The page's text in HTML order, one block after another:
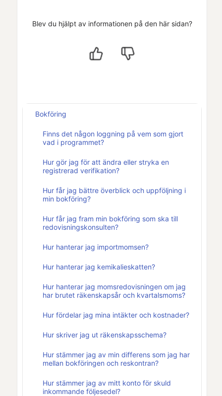
Blev du hjälpt av informationen på den här sidan?
Bokföring
Finns det någon loggning på vem som gjort
vad i programmet?
Hur gör jag för att ändra eller stryka en
registrerad verifikation?
Hur får jag bättre överblick och uppföljning i
min bokföring?
Hur får jag fram min bokföring som ska till
redovisningskonsulten?
Hur hanterar jag importmomsen?
Hur hanterar jag kemikalieskatten?
Hur hanterar jag momsredovisningen om jag
har brutet räkenskapsår och kvartalsmoms?
Hur fördelar jag mina intäkter och kostnader?
Hur skriver jag ut räkenskapsschema?
Hur stämmer jag av min differens som jag har
mellan bokföringen och reskontran?
Hur stämmer jag av mitt konto för skuld
inkommande följesedel?